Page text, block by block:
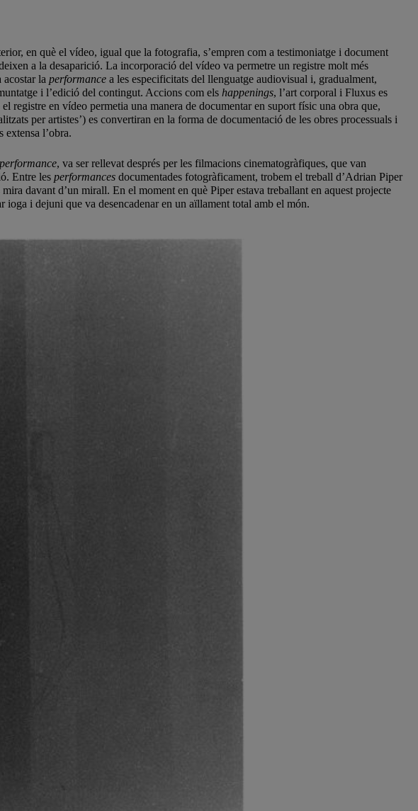
en què el vídeo, igual que la fotografia, s’empren com a testimoniatge i document
a la desaparició. La incorporació del vídeo va permetre un registre molt més
la performance a les especificitats del llenguatge audiovisual i, gradualment,
i l’edició del contingut. Accions com els happenings, l’art corporal i Fluxus es
registre en vídeo permetia una manera de documentar en suport físic una obra que,
per artistes’) es convertiran en la forma de documentació de les obres processuals i
extensa l’obra.
performance, va ser rellevat després per les filmacions cinematogràfiques, que van
Entre les performances documentades fotogràficament, trobem el treball d’Adrian Piper
davant d’un mirall. En el moment en què Piper estava treballant en aquest projecte
ioga i dejuni que va desencadenar en un aïllament total amb el món.